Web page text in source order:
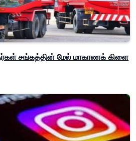
சங்கத்தின் மேல் மாகாணக் கிளை